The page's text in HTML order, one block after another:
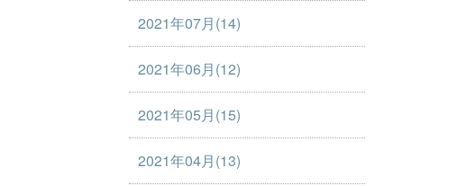
2021年07月(14)
2021年06月(12)
2021年05月(15)
2021年04月(13)